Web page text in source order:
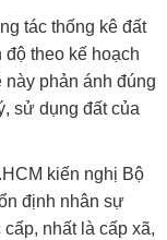
tác thống kê đất
theo kế hoạch
này phản ánh đúng
sử dụng đất của
kiến nghị Bộ
định nhân sự
nhất là cấp xã,